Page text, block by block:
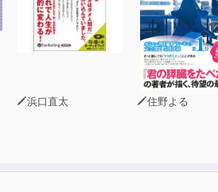
浜口直太 住野よる